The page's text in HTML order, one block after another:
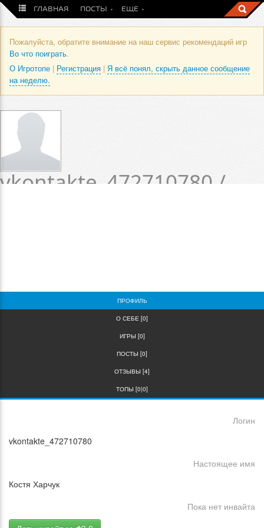
ГЛАВНАЯ ПОСТЫ ЕЩЕ
Пожалуйста, обратите внимание на наш сервис рекомендаций игр
Во что поиграть.
О Игротопе | Регистрация | Я всё понял, скрыть данное сообщение
на неделю.
vkontakte_472710780 /
ПРОФИЛЬ
О СЕБЕ [0]
ИГРЫ [0]
ПОСТЫ [0]
ОТЗЫВЫ [4]
ТОПЫ [0|0]
Логин
vkontakte_472710780
Настоящее имя
Костя Харчук
Пока нет инвайта